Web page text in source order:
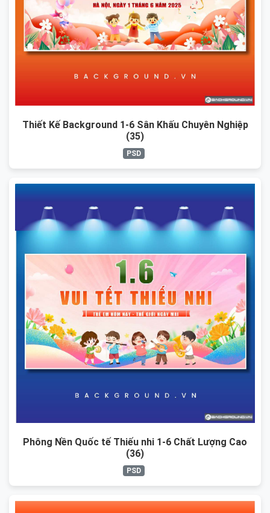
Thiết Kế Background 1-6 Sân Khấu Chuyên Nghiệp
(35)
PSD
Phông Nền Quốc tế Thiếu nhi 1-6 Chất Lượng Cao
(36)
PSD